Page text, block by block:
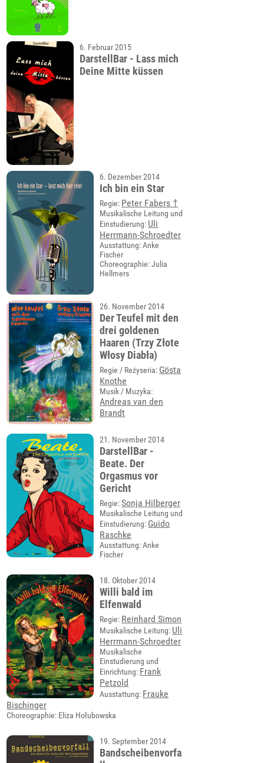
6. Februar 2015
DarstellBar - Lass mich
Deine Mitte küssen
6. Dezember 2014
Ich bin ein Star
Regie: Peter Fabers †
Musikalische Leitung und
Einstudierung: Uli
Herrmann-Schroedter
Ausstattung: Anke
Fischer
Choreographie: Julia
Hellmers
26. November 2014
Der Teufel mit den
drei goldenen
Haaren (Trzy Złote
Włosy Diabła)
Regie / Reżyseria: Gösta
Knothe
Musik / Muzyka:
Andreas van den
Brandt
21. November 2014
DarstellBar -
Beate. Der
Orgasmus vor
Gericht
Regie:Sonja Hilberger
Musikalische Leitung und
Einstudierung: Guido
Raschke
Ausstattung: Anke
Fischer
18. Oktober 2014
Willi bald im
Elfenwald
Regie: Reinhard Simon
Musikalische Leitung: Uli
Herrmann-Schroedter
Musikalische
Einstudierung und
Einrichtung: Frank
Petzold
Ausstattung: Frauke
Bischinger
Choreographie: Eliza Hołubowska
19. September 2014
Bandscheibenvorfa